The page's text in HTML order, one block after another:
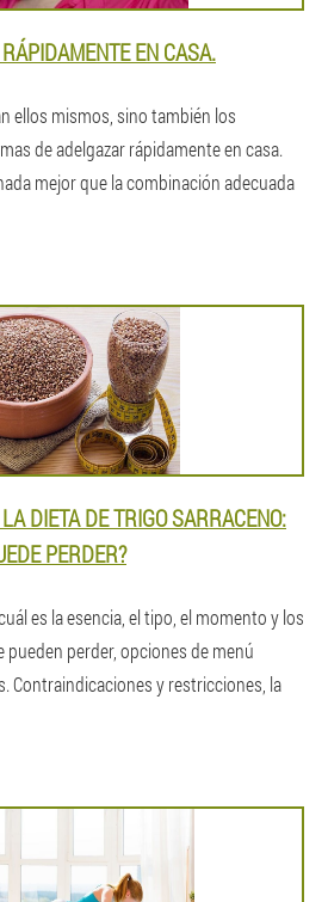
EN CASA.
ellos mismos, sino también los
de adelgazar rápidamente en casa.
mejor que la combinación adecuada
DIETA DE TRIGO SARRACENO:
PERDER?
es la esencia, el tipo, el momento y los
pueden perder, opciones de menú
Contraindicaciones y restricciones, la